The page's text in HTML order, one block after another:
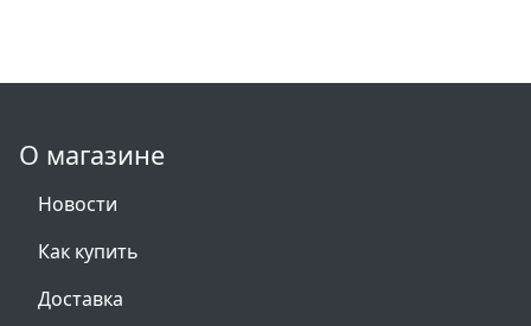
О магазине
Новости
Как купить
Доставка